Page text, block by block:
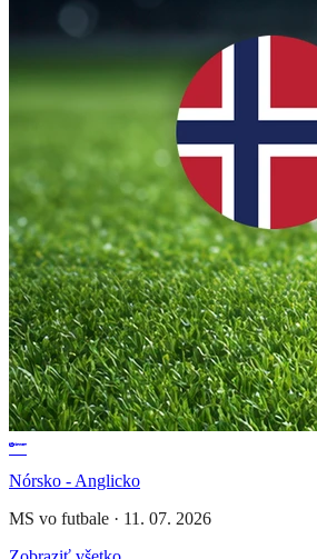
Nórsko - Anglicko
MS vo futbale · 11. 07. 2026